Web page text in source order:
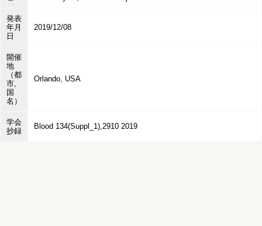
発表
年月
日
2019/12/08
開催
地
（都
市,
国
名）
Orlando, USA
学会
抄録
Blood 134(Suppl_1),2910 2019